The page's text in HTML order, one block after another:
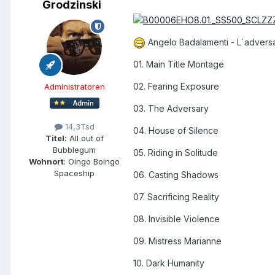
Grodzinski
Administratoren
14,3Tsd
Titel: All out of
Bubblegum
Wohnort: Oingo Boingo
Spaceship
Angelo Badalamenti -
01. Main Title Montage
02. Fearing Exposure
03. The Adversary
04. House of Silence
05. Riding in Solitude
06. Casting Shadows
07. Sacrificing Reality
08. Invisible Violence
09. Mistress Marianne
10. Dark Humanity